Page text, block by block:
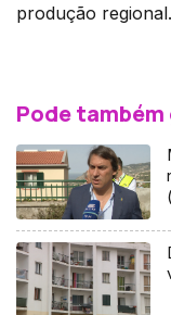
produção regional.
Pode